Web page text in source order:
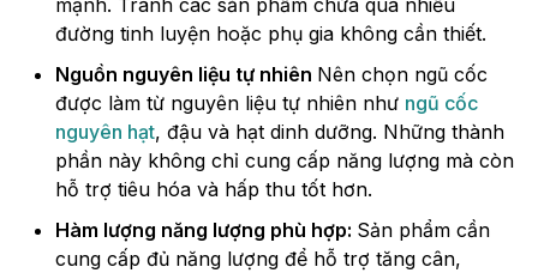
mạnh. Tránh các sản phẩm chứa quá nhiều
đường tinh luyện hoặc phụ gia không cần thiết.
Nguồn nguyên liệu tự nhiên Nên chọn ngũ cốc
được làm từ nguyên liệu tự nhiên như ngũ cốc
nguyên hạt, đậu và hạt dinh dưỡng. Những thành
phần này không chỉ cung cấp năng lượng mà còn
hỗ trợ tiêu hóa và hấp thu tốt hơn.
Hàm lượng năng lượng phù hợp: Sản phẩm cần
cung cấp đủ năng lượng để hỗ trợ tăng cân,